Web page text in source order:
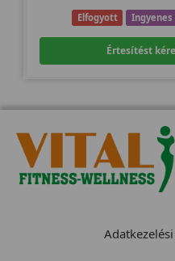
Elfogyott Ingyenes
Értesítést